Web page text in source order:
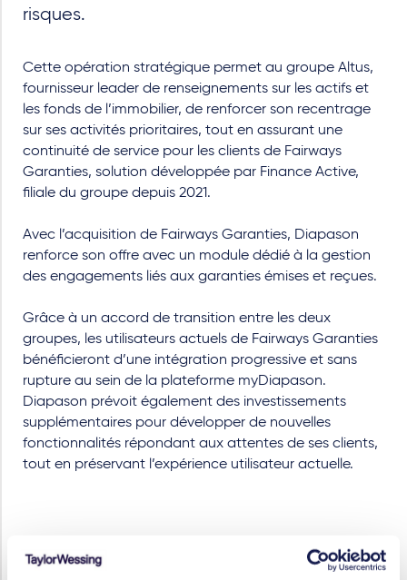
risques.
Cette opération stratégique permet au groupe Altus,
fournisseur leader de renseignements sur les actifs et
les fonds de l’immobilier, de renforcer son recentrage
sur ses activités prioritaires, tout en assurant une
continuité de service pour les clients de Fairways
Garanties, solution développée par Finance Active,
filiale du groupe depuis 2021.
Avec l’acquisition de Fairways Garanties, Diapason
renforce son offre avec un module dédié à la gestion
des engagements liés aux garanties émises et reçues.
Grâce à un accord de transition entre les deux
groupes, les utilisateurs actuels de Fairways Garanties
bénéficieront d’une intégration progressive et sans
rupture au sein de la plateforme myDiapason.
Diapason prévoit également des investissements
supplémentaires pour développer de nouvelles
fonctionnalités répondant aux attentes de ses clients,
tout en préservant l’expérience utilisateur actuelle.